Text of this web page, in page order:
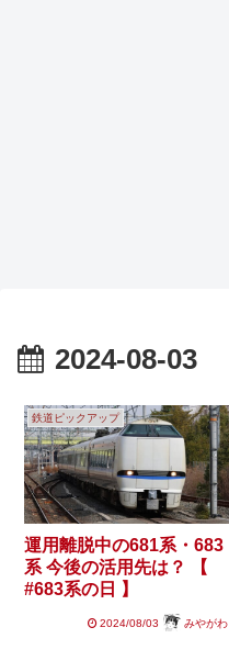
2024-08-03
鉄道ピックアップ
運用離脱中の681系・683
系 今後の活用先は？ 【
#683系の日 】
2024/08/03 みやがわ